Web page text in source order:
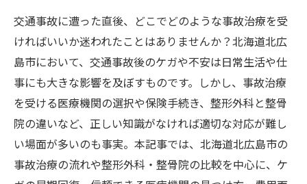
交通事故に遭った直後、どこでどのような事故治療を受
ければいいか迷われたことはありませんか？北海道北広
島市において、交通事故後のケガや不安は日常生活や仕
事にも大きな影響を及ぼすものです。しかし、事故治療
を受ける医療機関の選択や保険手続き、整形外科と整骨
院の違いなど、正しい知識がなければ適切な対応が難し
い場面が多いのも事実。本記事では、北海道北広島市の
事故治療の流れや整形外科・整骨院の比較を中心に、ケ